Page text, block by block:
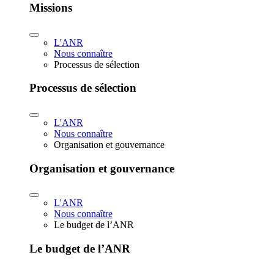
Missions
L'ANR
Nous connaître
Processus de sélection
Processus de sélection
L'ANR
Nous connaître
Organisation et gouvernance
Organisation et gouvernance
L'ANR
Nous connaître
Le budget de l’ANR
Le budget de l’ANR